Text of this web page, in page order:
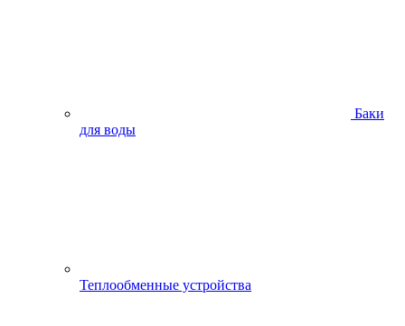
Баки
для воды
Теплообменные устройства